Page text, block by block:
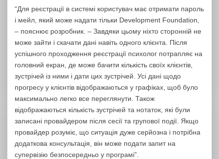
“Для реєстрації в системі користувач має отримати пароль
і мейл, який може надати тільки Development Foundation,
– пояснює розробник. – Завдяки цьому ніхто сторонній не
може зайти і скачати дані навіть одного клієнта. Після
успішного проходження реєстрації психолог потрапляє на
головний екран, де може бачити кількість своїх клієнтів,
зустрічей із ними і дати цих зустрічей. Усі дані щодо
прогресу у клієнтів відображаються у графіках, щоб було
максимально легко все переглянути. Також
відображаються кількість зустрічей та нотаток, які були
записані провайдером після сесії та групової події. Якщо
провайдер розуміє, що ситуація дуже серйозна і потрібна
додаткова консультація, він може подати запит на
супервізію безпосередньо у програмі”.